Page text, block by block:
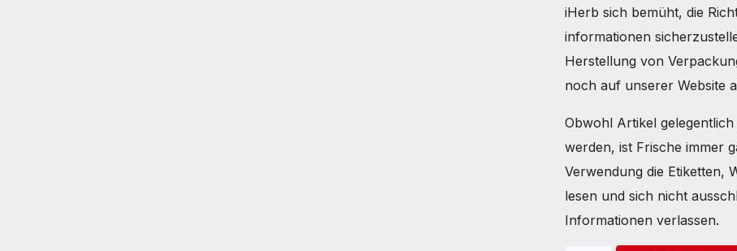
iHerb sich bemüht, die
informationen
Herstellung von
noch auf unserer Website
Obwohl Artikel
werden, ist Frische immer
Verwendung die Etiketten,
lesen und sich nicht
Informationen verlassen.